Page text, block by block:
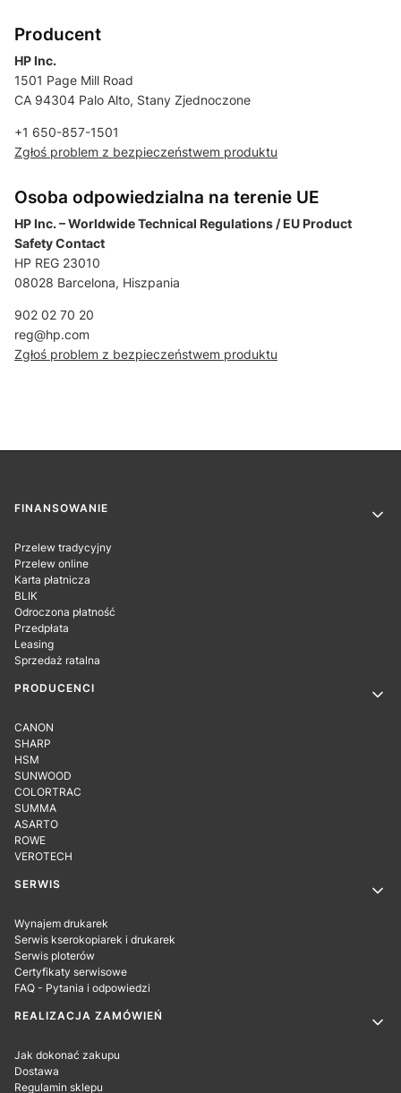
Producent
HP Inc.
1501 Page Mill Road
CA 94304 Palo Alto, Stany Zjednoczone
+1 650-857-1501
Zgłoś problem z bezpieczeństwem produktu
Osoba odpowiedzialna na terenie UE
HP Inc. – Worldwide Technical Regulations / EU Product
Safety Contact
HP REG 23010
08028 Barcelona, Hiszpania
902 02 70 20
reg@hp.com
Zgłoś problem z bezpieczeństwem produktu
Linki w stopce
FINANSOWANIE
Przelew tradycyjny
Przelew online
Karta płatnicza
BLIK
Odroczona płatność
Przedpłata
Leasing
Sprzedaż ratalna
PRODUCENCI
CANON
SHARP
HSM
SUNWOOD
COLORTRAC
SUMMA
ASARTO
ROWE
VEROTECH
SERWIS
Wynajem drukarek
Serwis kserokopiarek i drukarek
Serwis ploterów
Certyfikaty serwisowe
FAQ - Pytania i odpowiedzi
REALIZACJA ZAMÓWIEŃ
Jak dokonać zakupu
Dostawa
Regulamin sklepu